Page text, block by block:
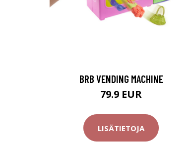
BRB VENDING MACHINE
79.9 EUR
LISÄTIETOJA